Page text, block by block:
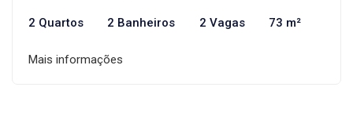
2 Quartos 2 Banheiros 2 Vagas 73 m²
Mais informações